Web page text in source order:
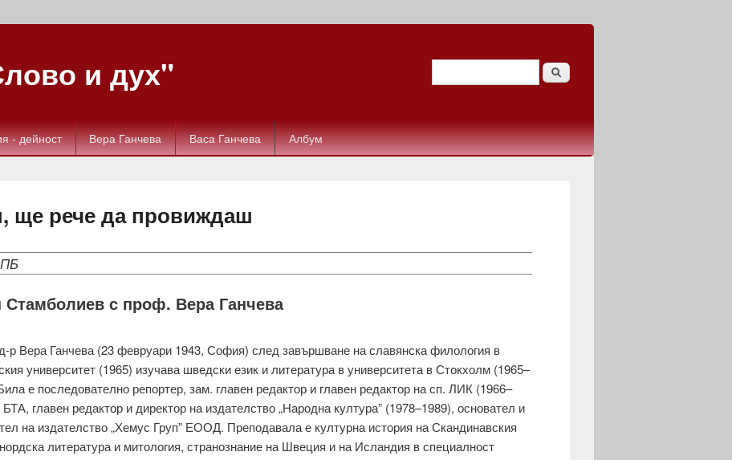
и дух" Search form
- дейност Вера Ганчева Васа Ганчева Албум
ще рече да провиждаш
Стамболиев с проф. Вера Ганчева
Вера Ганчева (23 февруари 1943, София) след завършване на славянска филология в
университет (1965) изучава шведски език и литература в университета в Стокхолм (1965–
е последователно репортер, зам. главен редактор и главен редактор на сп. ЛИК (1966–
главен редактор и директор на издателство „Народна култура” (1978–1989), основател и
на издателство „Хемус Груп” ЕООД. Преподавала е културна история на Скандинавския
литература и митология, странознание на Швеция и на Исландия в специалност